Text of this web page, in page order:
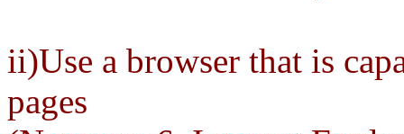
ii)Use a browser that is
pages